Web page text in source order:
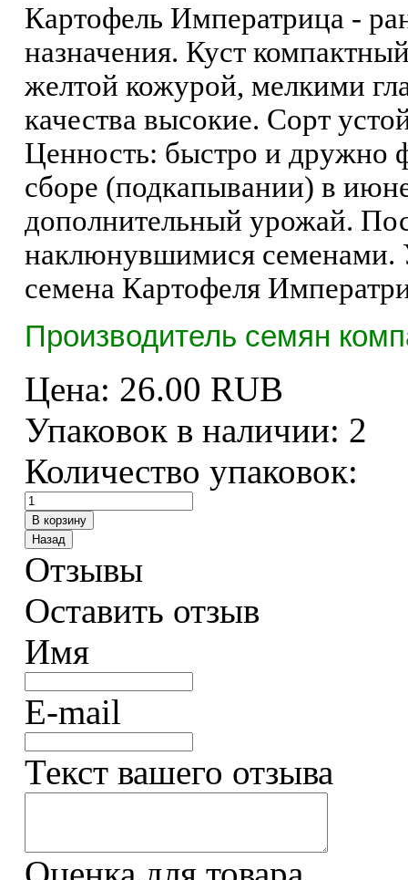
Картофель Императрица -
назначения. Куст
желтой кожурой, мелкими
качества высокие. Сорт
Ценность: быстро и дружно
сборе (подкапывании) в
дополнительный урожай.
наклюнувшимися семенами.
семена Картофеля
Производитель семян
Цена: 26.00 RUB
Упаковок в наличии: 2
Количество упаковок:
Отзывы
Оставить отзыв
Имя
E-mail
Текст вашего отзыва